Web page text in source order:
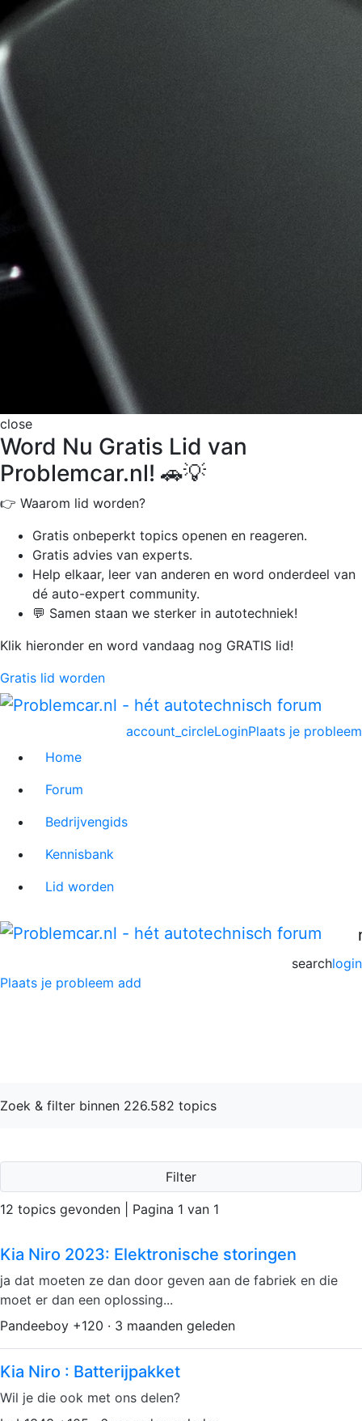
close
Word Nu Gratis Lid van
Problemcar.nl! 🚗💡
👉 Waarom lid worden?
Gratis onbeperkt topics openen en reageren.
Gratis advies van experts.
Help elkaar, leer van anderen en word onderdeel van
dé auto-expert community.
💬 Samen staan we sterker in autotechniek!
Klik hieronder en word vandaag nog GRATIS lid!
Gratis lid worden
Plaats je probleem
account_circleLogin
Home
Forum
Bedrijvengids
Kennisbank
Lid worden
login
search
Plaats je probleem add
Zoek & filter binnen 226.582 topics
Filter
12 topics gevonden | Pagina 1 van 1
Kia Niro 2023: Elektronische storingen
ja dat moeten ze dan door geven aan de fabriek en die
moet er dan een oplossing...
Pandeeboy +120 · 3 maanden geleden
Kia Niro : Batterijpakket
Wil je die ook met ons delen?